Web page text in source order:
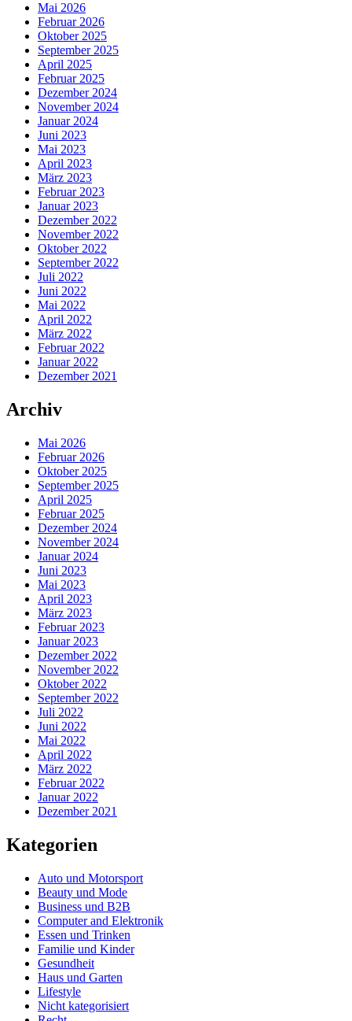
Mai 2026
Februar 2026
Oktober 2025
September 2025
April 2025
Februar 2025
Dezember 2024
November 2024
Januar 2024
Juni 2023
Mai 2023
April 2023
März 2023
Februar 2023
Januar 2023
Dezember 2022
November 2022
Oktober 2022
September 2022
Juli 2022
Juni 2022
Mai 2022
April 2022
März 2022
Februar 2022
Januar 2022
Dezember 2021
Archiv
Mai 2026
Februar 2026
Oktober 2025
September 2025
April 2025
Februar 2025
Dezember 2024
November 2024
Januar 2024
Juni 2023
Mai 2023
April 2023
März 2023
Februar 2023
Januar 2023
Dezember 2022
November 2022
Oktober 2022
September 2022
Juli 2022
Juni 2022
Mai 2022
April 2022
März 2022
Februar 2022
Januar 2022
Dezember 2021
Kategorien
Auto und Motorsport
Beauty und Mode
Business und B2B
Computer and Elektronik
Essen und Trinken
Familie und Kinder
Gesundheit
Haus und Garten
Lifestyle
Nicht kategorisiert